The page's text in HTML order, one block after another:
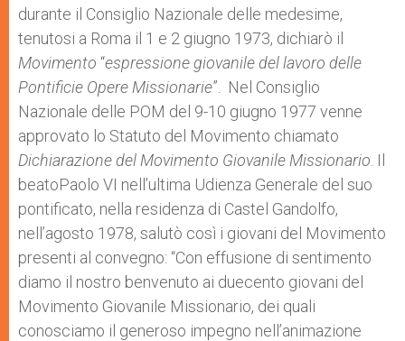
durante il Consiglio Nazionale delle medesime,
tenutosi a Roma il 1 e 2 giugno 1973, dichiarò il
Movimento “espressione giovanile del lavoro delle
Pontificie Opere Missionarie”. Nel Consiglio
Nazionale delle POM del 9-10 giugno 1977 venne
approvato lo Statuto del Movimento chiamato
Dichiarazione del Movimento Giovanile Missionario . Il
beatoPaolo VI nell’ultima Udienza Generale del suo
pontificato, nella residenza di Castel Gandolfo,
nell’agosto 1978, salutò così i giovani del Movimento
presenti al convegno: “Con effusione di sentimento
diamo il nostro benvenuto ai duecento giovani del
Movimento Giovanile Missionario, dei quali
conosciamo il generoso impegno nell’animazione